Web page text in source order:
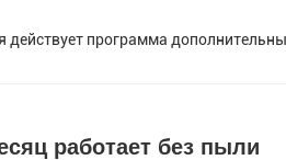
программа
работает без пыли